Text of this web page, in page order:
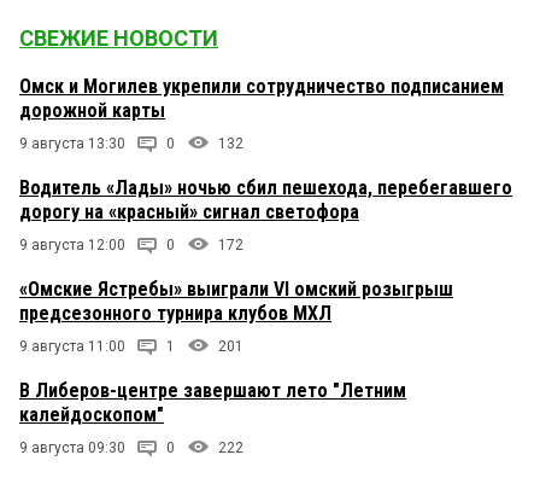
СВЕЖИЕ НОВОСТИ
Омск и Могилев укрепили сотрудничество подписанием
дорожной карты
9 августа 13:30 0 132
Водитель «Лады» ночью сбил пешехода, перебегавшего
дорогу на «красный» сигнал светофора
9 августа 12:00 0 172
«Омские Ястребы» выиграли VI омский розыгрыш
предсезонного турнира клубов МХЛ
9 августа 11:00 1 201
В Либеров-центре завершают лето "Летним
калейдоскопом"
9 августа 09:30 0 222